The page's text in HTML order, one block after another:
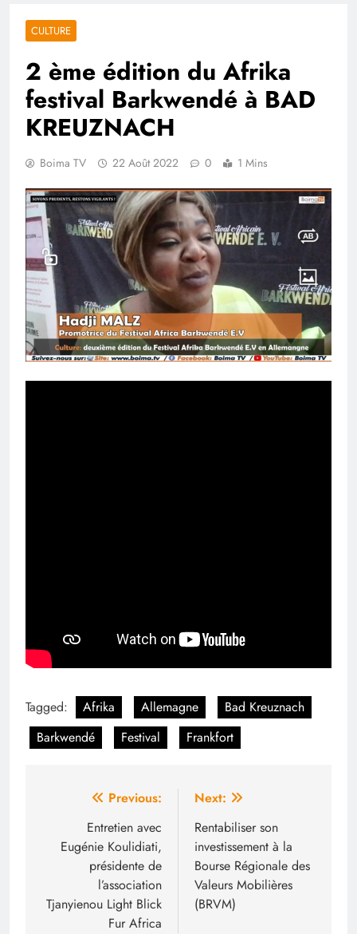
CULTURE
2 ème édition du Afrika
festival Barkwendé à BAD
KREUZNACH
Boima TV 22 Août 2022 0 1 Mins
Tagged: Afrika Allemagne
Bad Kreuznach
Barkwendé
Festival Frankfort
Navigation
l’article
Previous:
Entretien avec
Eugénie Koulidiati,
présidente de
l’association
Tjanyienou Light Blick
Fur Africa
Next:
Rentabiliser son
investissement à la
Bourse Régionale des
Valeurs Mobilières
(BRVM)